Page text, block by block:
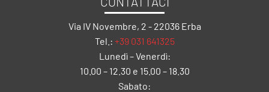
Via IV Novembre, 2 - 22036 Erba
Tel.: +39 031 641325
Lunedì – Venerdì:
10.00 – 12.30 e 15.00 – 18.30
Sabato: